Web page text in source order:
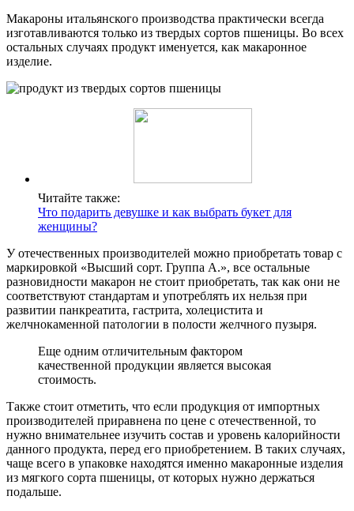
Макароны итальянского производства практически всегда
изготавливаются только из твердых сортов пшеницы. Во всех
остальных случаях продукт именуется, как макаронное
изделие.
Читайте также:
Что подарить девушке и как выбрать букет для
женщины?
У отечественных производителей можно приобретать товар с
маркировкой «Высший сорт. Группа А.», все остальные
разновидности макарон не стоит приобретать, так как они не
соответствуют стандартам и употреблять их нельзя при
развитии панкреатита, гастрита, холецистита и
желчнокаменной патологии в полости желчного пузыря.
Еще одним отличительным фактором
качественной продукции является высокая
стоимость.
Также стоит отметить, что если продукция от импортных
производителей приравнена по цене с отечественной, то
нужно внимательнее изучить состав и уровень калорийности
данного продукта, перед его приобретением. В таких случаях,
чаще всего в упаковке находятся именно макаронные изделия
из мягкого сорта пшеницы, от которых нужно держаться
подальше.